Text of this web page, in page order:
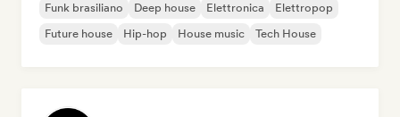
Funk brasiliano Deep house Elettronica
Elettropop
Future house
Hip-hop House music Tech House